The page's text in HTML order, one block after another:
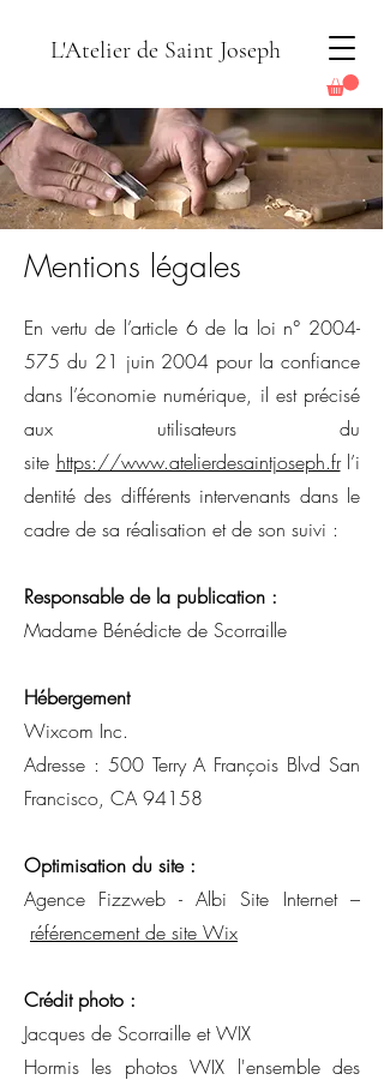
L'Atelier de Saint Joseph
Mentions légales
​En vertu de l’article 6 de la loi n° 2004-
575 du 21 juin 2004 pour la confiance
dans l’économie numérique, il est précisé
aux utilisateurs du
site https://www.atelierdesaintjoseph.fr l’i
dentité des différents intervenants dans le
cadre de sa réalisation et de son suivi :
Responsable de la publication :
​Madame Bénédicte de Scorraille
Hébergement
​Wixcom Inc.
Adresse : 500 Terry A François Blvd San
Francisco, CA 94158
Optimisation du site :
Agence Fizzweb - Albi Site Internet –
référencement de site Wix
Crédit photo :
Jacques de Scorraille et WIX
Hormis les photos WIX l'ensemble des